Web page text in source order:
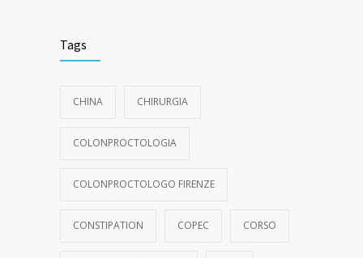
Tags
CHINA CHIRURGIA
COLONPROCTOLOGIA
COLONPROCTOLOGO FIRENZE
CONSTIPATION COPEC CORSO